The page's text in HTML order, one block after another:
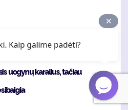
uogynų karalius, tačiau
Kaip galime padėti?